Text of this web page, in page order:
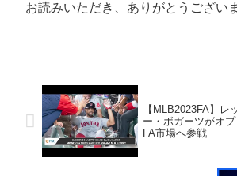
お読みいただき、ありがとうござい
【MLB2023FA】
ー・ボガーツがオプ
FA市場へ参戦